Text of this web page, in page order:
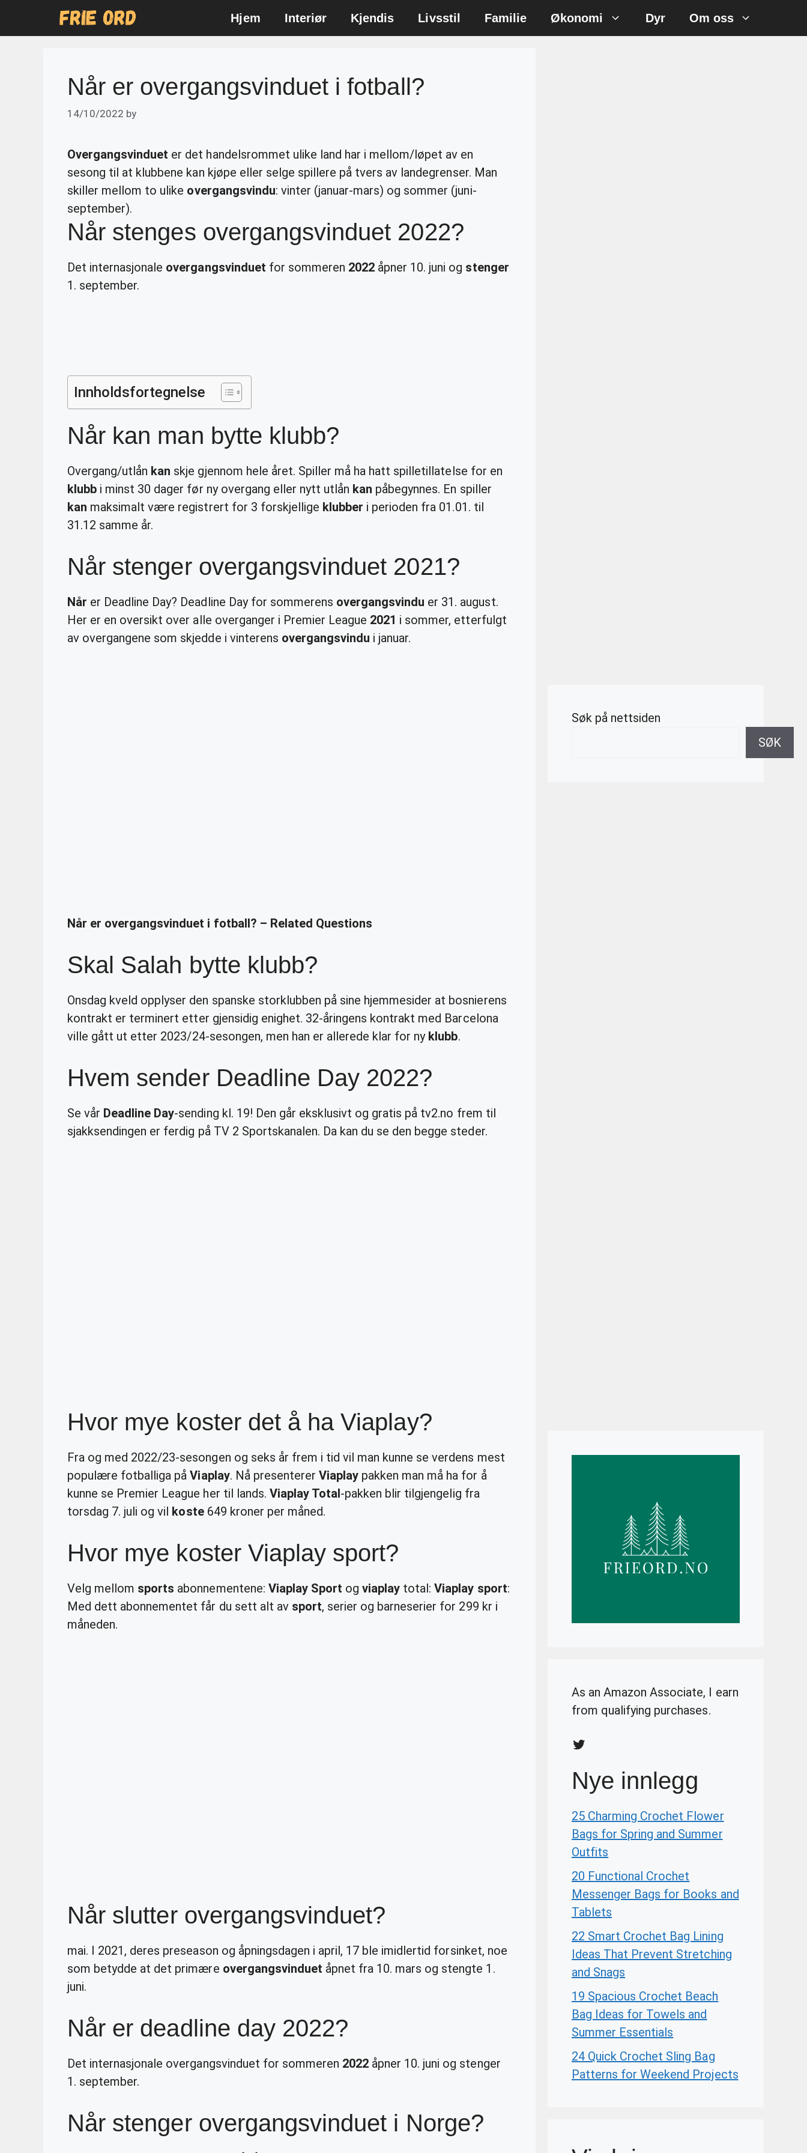
Hjem Interiør Kjendis Livsstil Familie Økonomi Dyr Om oss
Når er overgangsvinduet i fotball?
14/10/2022 by
Overgangsvinduet er det handelsrommet ulike land har i mellom/løpet av en
sesong til at klubbene kan kjøpe eller selge spillere på tvers av landegrenser. Man
skiller mellom to ulike overgangsvindu: vinter (januar-mars) og sommer (juni-
september).
Når stenges overgangsvinduet 2022?
Det internasjonale overgangsvinduet for sommeren 2022 åpner 10. juni og stenger
1. september.
Innholdsfortegnelse
Når kan man bytte klubb?
Overgang/utlån kan skje gjennom hele året. Spiller må ha hatt spilletillatelse for en
klubb i minst 30 dager før ny overgang eller nytt utlån kan påbegynnes. En spiller
kan maksimalt være registrert for 3 forskjellige klubber i perioden fra 01.01. til
31.12 samme år.
Når stenger overgangsvinduet 2021?
Når er Deadline Day? Deadline Day for sommerens overgangsvindu er 31. august.
Her er en oversikt over alle overganger i Premier League 2021 i sommer, etterfulgt
av overgangene som skjedde i vinterens overgangsvindu i januar.
Når er overgangsvinduet i fotball? – Related Questions
Skal Salah bytte klubb?
Onsdag kveld opplyser den spanske storklubben på sine hjemmesider at bosnierens
kontrakt er terminert etter gjensidig enighet. 32-åringens kontrakt med Barcelona
ville gått ut etter 2023/24-sesongen, men han er allerede klar for ny klubb.
Hvem sender Deadline Day 2022?
Se vår Deadline Day-sending kl. 19! Den går eksklusivt og gratis på tv2.no frem til
sjakksendingen er ferdig på TV 2 Sportskanalen. Da kan du se den begge steder.
Hvor mye koster det å ha Viaplay?
Fra og med 2022/23-sesongen og seks år frem i tid vil man kunne se verdens mest
populære fotballiga påViaplay. Nå presenterer Viaplay pakken man må ha for å
kunne se Premier League her til lands. Viaplay Total-pakken blir tilgjengelig fra
torsdag 7. juli og vil koste649 kroner per måned.
Hvor mye koster Viaplay sport?
Velg mellom sports abonnementene: Viaplay Sport ogviaplay total:Viaplay sport:
Med dett abonnementet får du sett alt av sport, serier og barneserier for 299 kr i
måneden.
Når slutter overgangsvinduet?
mai. I 2021, deres preseason og åpningsdagen i april, 17 ble imidlertid forsinket, noe
som betydde at det primære overgangsvinduet åpnet fra 10. mars og stengte 1.
juni.
Når er deadline day 2022?
Det internasjonale overgangsvinduet for sommeren 2022 åpner 10. juni og stenger
1. september.
Når stenger overgangsvinduet i Norge?
Søk på nettsiden
SØK
As an Amazon Associate, I earn
from qualifying purchases.
Twitter
Nye innlegg
25 Charming Crochet Flower
Bags for Spring and Summer
Outfits
20 Functional Crochet
Messenger Bags for Books and
Tablets
22 Smart Crochet Bag Lining
Ideas That Prevent Stretching
and Snags
19 Spacious Crochet Beach
Bag Ideas for Towels and
Summer Essentials
24 Quick Crochet Sling Bag
Patterns for Weekend Projects